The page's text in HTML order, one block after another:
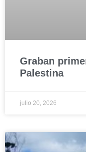
Graban
Palestina
julio 20, 2026